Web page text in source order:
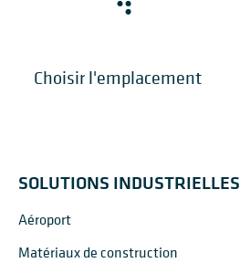
SOLUTIONS INDUSTRIELLES
Aéroport
Matériaux de construction